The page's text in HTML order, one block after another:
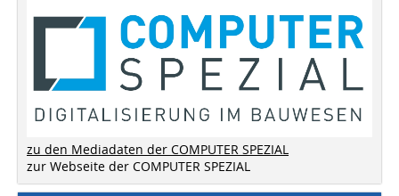
zu den Mediadaten der COMPUTER SPEZIAL
zur Webseite der COMPUTER SPEZIAL